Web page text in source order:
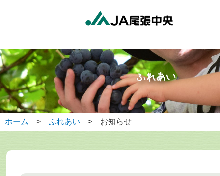
ホーム > ふれあい > お知らせ